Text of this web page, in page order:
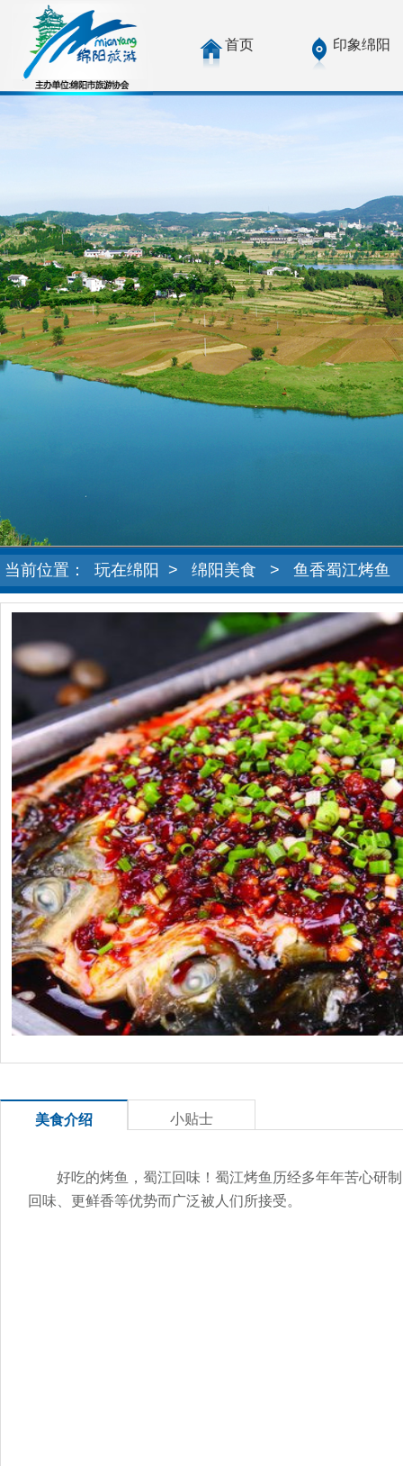
首页 印象绵阳
当前位置： 玩在绵阳 > 绵阳美食 > 鱼香蜀江烤鱼
美食介绍 小贴士
好吃的烤鱼，蜀江回味！蜀江烤鱼历经多年年苦心研
回味、更鲜香等优势而广泛被人们所接受。